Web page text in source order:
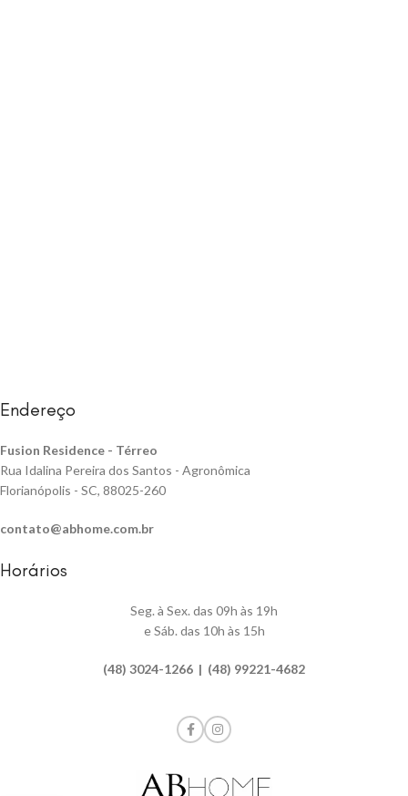
Endereço
Fusion Residence - Térreo
Rua Idalina Pereira dos Santos - Agronômica
Florianópolis - SC, 88025-260
contato@abhome.com.br
Horários
Seg. à Sex. das 09h às 19h
e Sáb. das 10h às 15h
(48) 3024-1266 | (48) 99221-4682